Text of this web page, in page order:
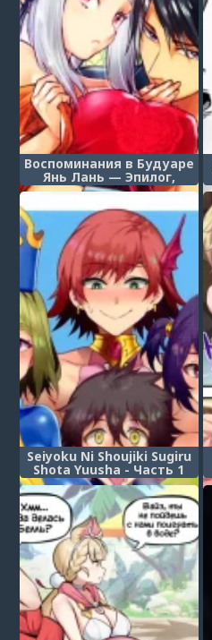
Воспоминания в Будуаре
Янь Лань — Эпилог,
часть 2 (Enran Keichuu
Seiyoku Ni Shoujiki Sugiru
Shota Yuusha - Часть 1